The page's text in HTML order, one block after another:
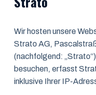
Wir hosten unsere
Strato AG,
(nachfolgend:
besuchen, erfasst
inklusive Ihrer IP-